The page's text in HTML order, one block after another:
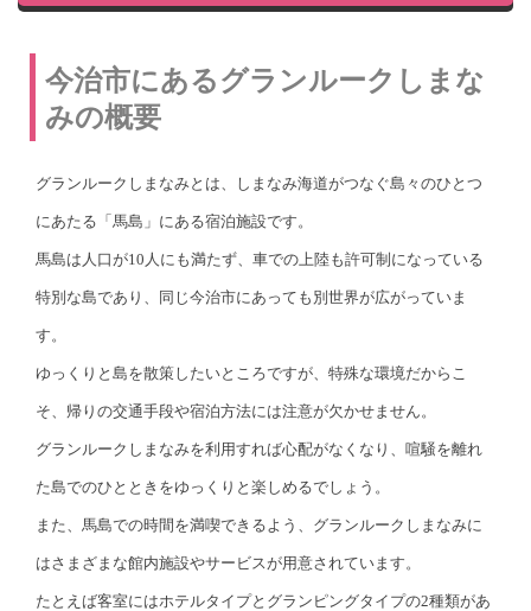
今治市にあるグランルークしまな
みの概要
グランルークしまなみとは、しまなみ海道がつなぐ島々のひとつ
にあたる「馬島」にある宿泊施設です。
馬島は人口が10人にも満たず、車での上陸も許可制になっている
特別な島であり、同じ今治市にあっても別世界が広がっていま
す。
ゆっくりと島を散策したいところですが、特殊な環境だからこ
そ、帰りの交通手段や宿泊方法には注意が欠かせません。
グランルークしまなみを利用すれば心配がなくなり、喧騒を離れ
た島でのひとときをゆっくりと楽しめるでしょう。
また、馬島での時間を満喫できるよう、グランルークしまなみに
はさまざまな館内施設やサービスが用意されています。
たとえば客室にはホテルタイプとグランピングタイプの2種類があ